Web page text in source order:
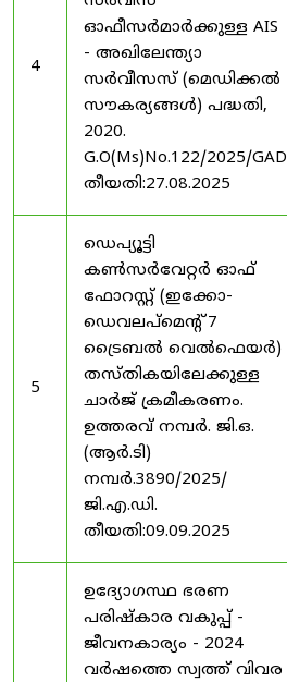
4
ഓഫീസർമാർക്കുള്ള AIS
- അഖിലേന്ത്യാ
സർവീസസ് (മെഡിക്കൽ
സൗകര്യങ്ങൾ) പദ്ധതി,
2020.
G.O(Ms)No.122/2025/GAD
തീയതി:27.08.2025
5
ഡെപ്യൂട്ടി
കൺസർവേറ്റർ ഓഫ്
ഫോറസ്റ്റ് (ഇക്കോ-
ഡെവലപ്മെന്റ് 7
ട്രൈബൽ വെൽഫെയർ)
തസ്തികയിലേക്കുള്ള
ചാർജ് ക്രമീകരണം.
ഉത്തരവ് നമ്പർ. ജി.ഒ.
(ആർ.ടി)
നമ്പർ.3890/2025/
ജി.എ.ഡി.
തീയതി:09.09.2025
ഉദ്യോഗസ്ഥ ഭരണ
പരിഷ്കാര വകുപ്പ് -
ജീവനകാര്യം - 2024
വർഷത്തെ സ്വത്ത് വിവര